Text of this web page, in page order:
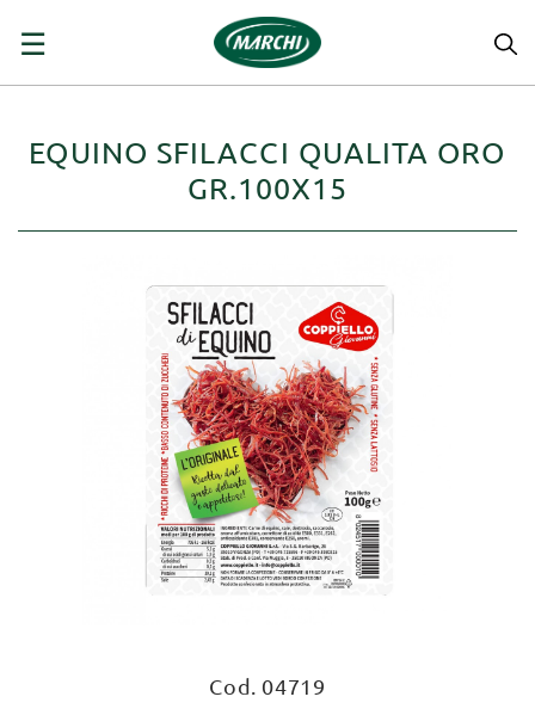
navigazione
☰
EQUINO SFILACCI QUALITA ORO
GR.100X15
Cod. 04719